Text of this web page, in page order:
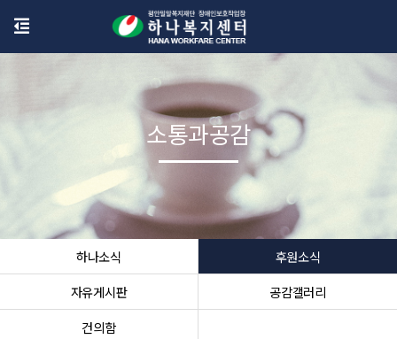
하나소식
후원소식
자유게시판
공감갤러리
건의함
소통과공감